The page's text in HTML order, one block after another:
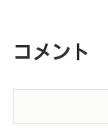
コメント